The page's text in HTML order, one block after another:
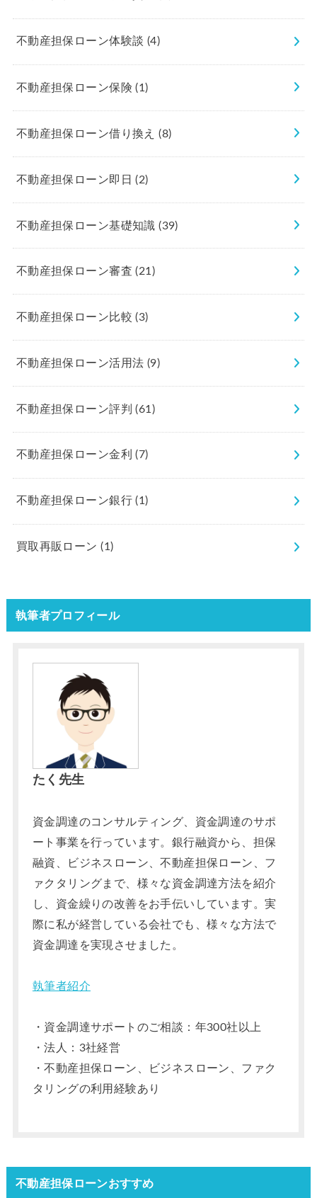
不動産担保ローン体験談 (4)
不動産担保ローン保険(1)
不動産担保ローン借り換え(8)
不動産担保ローン即日(2)
不動産担保ローン基礎知識(39)
不動産担保ローン審査(21)
不動産担保ローン比較(3)
不動産担保ローン活用法 (9)
不動産担保ローン評判(61)
不動産担保ローン金利(7)
不動産担保ローン銀行(1)
買取再販ローン(1)
執筆者プロフィール
たく先生
資金調達のコンサルティング、資金調達のサポ
ート事業を行っています。銀行融資から、担保
融資、ビジネスローン、不動産担保ローン、フ
ァクタリングまで、様々な資金調達方法を紹介
し、資金繰りの改善をお手伝いしています。実
際に私が経営している会社でも、様々な方法で
資金調達を実現させました。
執筆者紹介
・資金調達サポートのご相談：年300社以上
・法人：3社経営
・不動産担保ローン、ビジネスローン、ファク
タリングの利用経験あり
不動産担保ローンおすすめ